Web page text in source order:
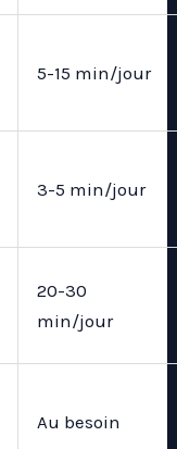
5-15 min/jour
3-5 min/jour
20-30
min/jour
Au besoin